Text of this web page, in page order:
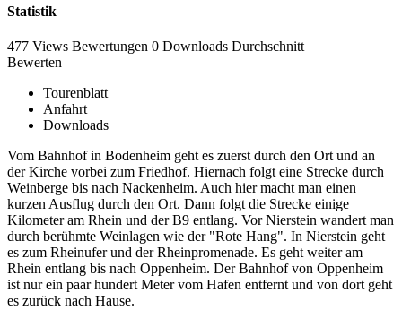
Statistik
477 Views Bewertungen 0 Downloads Durchschnitt
Bewerten
Tourenblatt
Anfahrt
Downloads
Vom Bahnhof in Bodenheim geht es zuerst durch den Ort und an
der Kirche vorbei zum Friedhof. Hiernach folgt eine Strecke durch
Weinberge bis nach Nackenheim. Auch hier macht man einen
kurzen Ausflug durch den Ort. Dann folgt die Strecke einige
Kilometer am Rhein und der B9 entlang. Vor Nierstein wandert man
durch berühmte Weinlagen wie der "Rote Hang". In Nierstein geht
es zum Rheinufer und der Rheinpromenade. Es geht weiter am
Rhein entlang bis nach Oppenheim. Der Bahnhof von Oppenheim
ist nur ein paar hundert Meter vom Hafen entfernt und von dort geht
es zurück nach Hause.